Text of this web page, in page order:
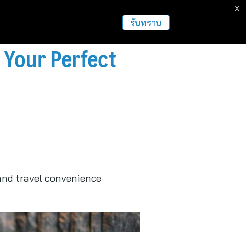
ฝากข่าวประชาสัมพันธ์
Perfect
travel convenience
รับทราบ
X